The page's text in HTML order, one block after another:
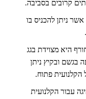
קרובים בסביבה.
ניתן להכניס בו
היא מצוידת בגג
ובקיץ ניתן
הקלנועית פתוח.
עבור הקלנועית